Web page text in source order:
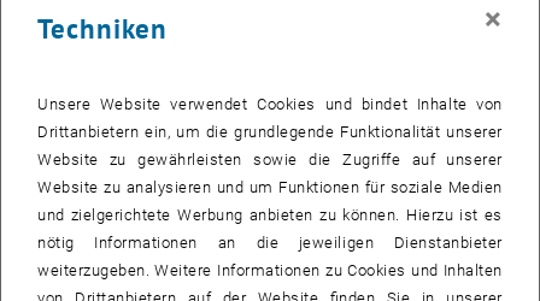
Dokumentation Bundeskonferenz
Stadt
Die Dokumentation der Bundeskonferenz
Gemeinwesenarbeit in der sozialen Stadt am 25.11.2019 in
Berlin steht zum Download zur Verfügung
Im Rahmen der Studie „Gemeinwesenarbeit in der sozialen Stadt.
Techniken
×
Unsere Website verwendet Cookies und bindet Inhalte von
Drittanbietern ein, um die grundlegende Funktionalität unserer
Website zu gewährleisten sowie die Zugriffe auf unserer
Website zu analysieren und um Funktionen für soziale Medien
und zielgerichtete Werbung anbieten zu können. Hierzu ist es
nötig Informationen an die jeweiligen Dienstanbieter
weiterzugeben. Weitere Informationen zu Cookies und Inhalten
von Drittanbietern auf der Website finden Sie in unserer